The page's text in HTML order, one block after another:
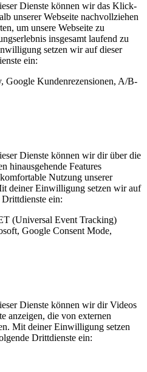
Dienste können wir das Klick-
unserer Webseite nachvollziehen
um unsere Webseite zu
insgesamt laufend zu
setzen wir auf dieser
ein:
Google Kundenrezensionen, A/B-
Dienste können wir dir über die
hinausgehende Features
Nutzung unserer
deiner Einwilligung setzen wir auf
ein:
(Universal Event Tracking)
Google Consent Mode,
Dienste können wir dir Videos
anzeigen, die von externen
Mit deiner Einwilligung setzen
Drittdienste ein: